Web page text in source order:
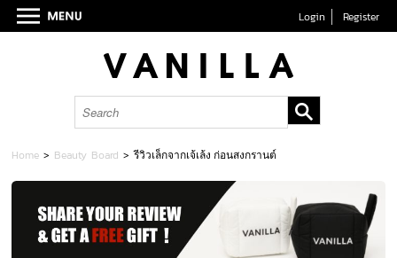
Login Register
Home > Beauty Board >รีวิวเล็กจากเจ้เล้ง ก่อนสงกรานต์